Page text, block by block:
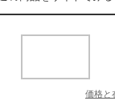
価格と